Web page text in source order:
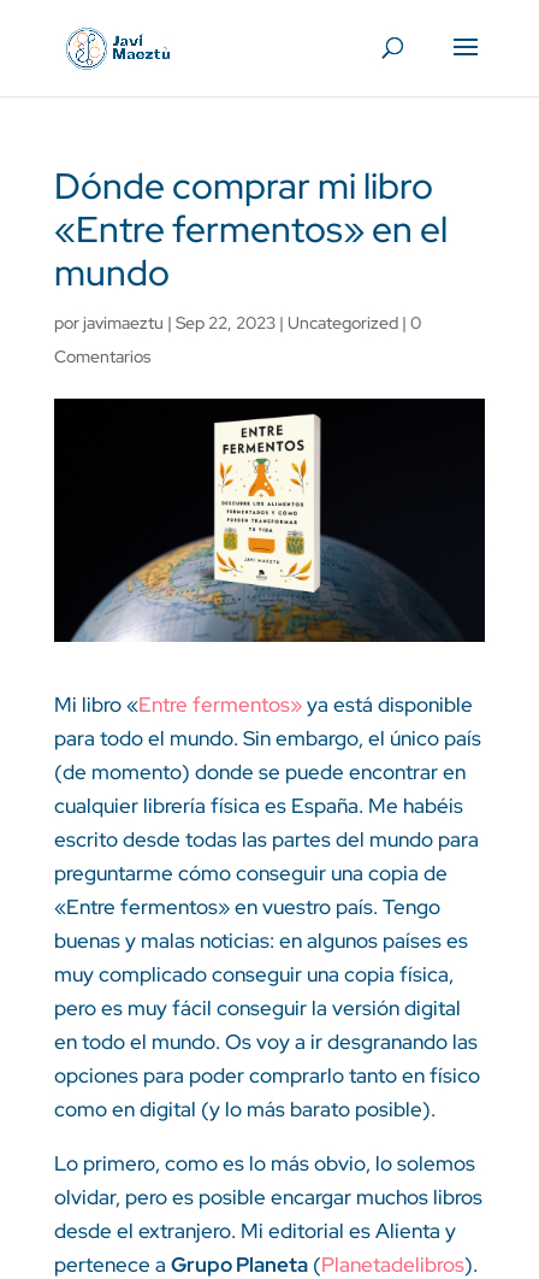
Dónde comprar mi libro
«Entre fermentos» en el
mundo
por javimaeztu | Sep 22, 2023| Uncategorized| 0
Comentarios
Mi libro «Entre fermentos»ya está disponible
para todo el mundo. Sin embargo, el único país
(de momento) donde se puede encontrar en
cualquier librería física es España. Me habéis
escrito desde todas las partes del mundo para
preguntarme cómo conseguir una copia de
«Entre fermentos» en vuestro país. Tengo
buenas y malas noticias: en algunos países es
muy complicado conseguir una copia física,
pero es muy fácil conseguir la versión digital
en todo el mundo. Os voy a ir desgranando las
opciones para poder comprarlo tanto en físico
como en digital (y lo más barato posible).
Lo primero, como es lo más obvio, lo solemos
olvidar, pero es posible encargar muchos libros
desde el extranjero. Mi editorial es Alienta y
pertenece a Grupo Planeta(Planetadelibros).